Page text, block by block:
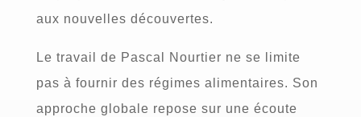
aux nouvelles découvertes.
Le travail de Pascal Nourtier ne se limite
pas à fournir des régimes alimentaires. Son
approche globale repose sur une écoute